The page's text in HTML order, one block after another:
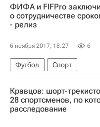
ФИФА и FIFPro
о сотрудничестве
- релиз
6 ноября 2017, 18:27 6
Футбол
Спорт
Международная
FIFPro
Кравцов: шорт-
28 спортсменов, по
расследование